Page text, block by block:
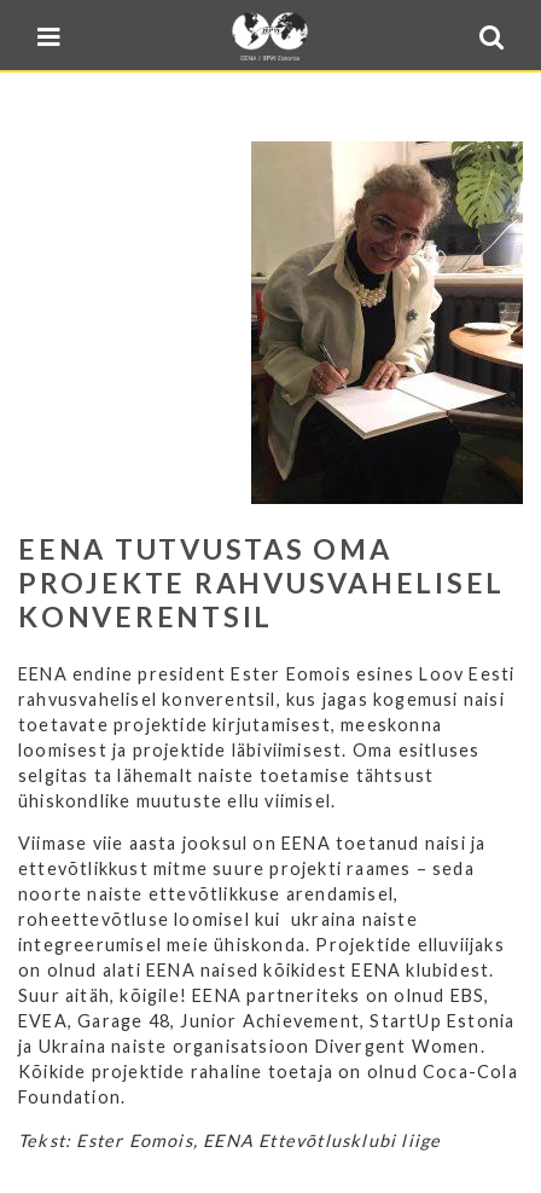
Sulge menüü
Blogi
E-pood
Minu BPW
In English
EENA TUTVUSTAS OMA
PROJEKTE RAHVUSVAHELISEL
KONVERENTSIL
EENA endine president Ester Eomois esines Loov Eesti
rahvusvahelisel konverentsil, kus jagas kogemusi naisi
toetavate projektide kirjutamisest, meeskonna
loomisest ja projektide läbiviimisest. Oma esitluses
selgitas ta lähemalt naiste toetamise tähtsust
ühiskondlike muutuste ellu viimisel.
Viimase viie aasta jooksul on EENA toetanud naisi ja
ettevõtlikkust mitme suure projekti raames – seda
noorte naiste ettevõtlikkuse arendamisel,
roheettevõtluse loomisel kui ukraina naiste
integreerumisel meie ühiskonda. Projektide elluviijaks
on olnud alati EENA naised kõikidest EENA klubidest.
Suur aitäh, kõigile! EENA partneriteks on olnud EBS,
EVEA, Garage 48, Junior Achievement, StartUp Estonia
ja Ukraina naiste organisatsioon Divergent Women.
Kõikide projektide rahaline toetaja on olnud Coca-Cola
Foundation.
Tekst: Ester Eomois, EENA Ettevõtlusklubi liige